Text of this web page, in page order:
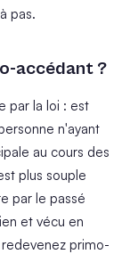
pas.
accédant ?
par la loi : est
n'ayant
au cours des
plus souple
par le passé
et vécu en
primo-